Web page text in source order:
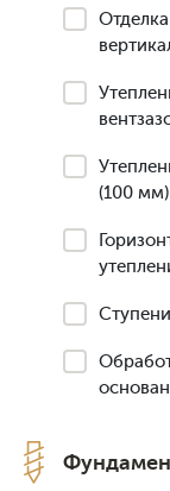
(100 мм)